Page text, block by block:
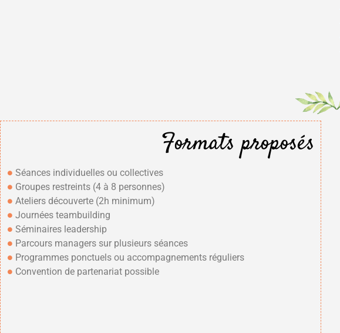
Formats proposés
Séances individuelles ou collectives
Groupes restreints (4 à 8 personnes)
Ateliers découverte (2h minimum)
Journées teambuilding
Séminaires leadership
Parcours managers sur plusieurs séances
Programmes ponctuels ou accompagnements réguliers
Convention de partenariat possible